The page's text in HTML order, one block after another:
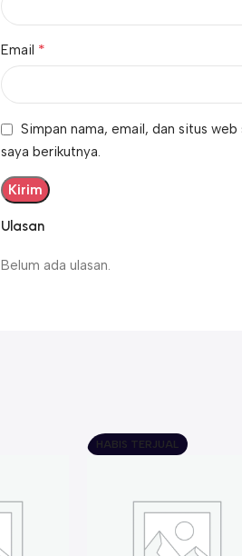
Ulasan
Belum ada ulasan.
Email *
Simpan nama, email, dan situs
saya berikutnya.
HABIS TERJUAL